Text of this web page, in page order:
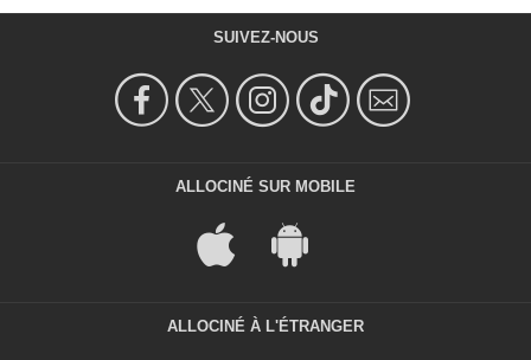
SUIVEZ-NOUS
ALLOCINÉ SUR MOBILE
ALLOCINÉ À L'ÉTRANGER